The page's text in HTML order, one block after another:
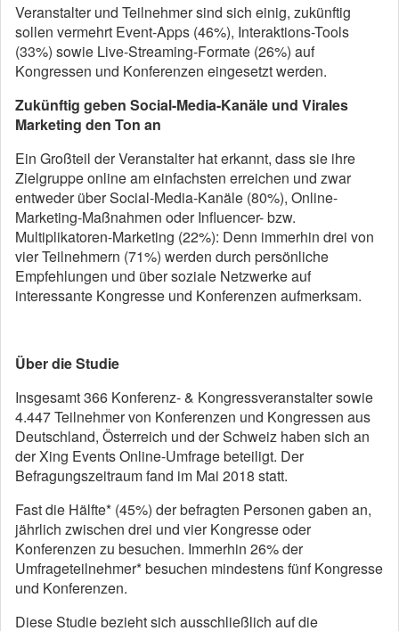
Veranstalter und Teilnehmer sind sich einig, zukünftig
sollen vermehrt Event-Apps (46%), Interaktions-Tools
(33%) sowie Live-Streaming-Formate (26%) auf
Kongressen und Konferenzen eingesetzt werden.
Zukünftig geben Social-Media-Kanäle und Virales
Marketing den Ton an
Ein Großteil der Veranstalter hat erkannt, dass sie ihre
Zielgruppe online am einfachsten erreichen und zwar
entweder über Social-Media-Kanäle (80%), Online-
Marketing-Maßnahmen oder Influencer- bzw.
Multiplikatoren-Marketing (22%): Denn immerhin drei von
vier Teilnehmern (71%) werden durch persönliche
Empfehlungen und über soziale Netzwerke auf
interessante Kongresse und Konferenzen aufmerksam.
Über die Studie
Insgesamt 366 Konferenz- & Kongressveranstalter sowie
4.447 Teilnehmer von Konferenzen und Kongressen aus
Deutschland, Österreich und der Schweiz haben sich an
der Xing Events Online-Umfrage beteiligt. Der
Befragungszeitraum fand im Mai 2018 statt.
Fast die Hälfte* (45%) der befragten Personen gaben an,
jährlich zwischen drei und vier Kongresse oder
Konferenzen zu besuchen. Immerhin 26% der
Umfrageteilnehmer* besuchen mindestens fünf Kongresse
und Konferenzen.
Diese Studie bezieht sich ausschließlich auf die